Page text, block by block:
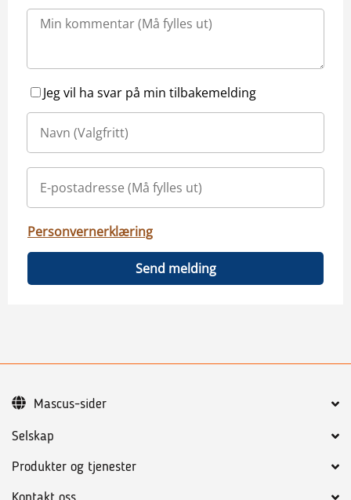
Jeg vil ha svar på min tilbakemelding
Personvernerklæring
Send melding
Selskap
Produkter og tjenester
Mascus-sider